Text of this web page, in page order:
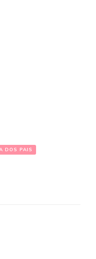
DOS PAIS